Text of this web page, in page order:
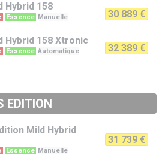
Hybrid 158
Essence Manuelle 30 889 €
Hybrid 158 Xtronic
Essence Automatique 32 389 €
EDITION
Mild Hybrid
Essence Manuelle
31 739 €